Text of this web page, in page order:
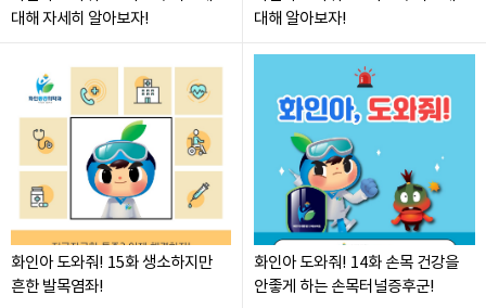
대해 자세히 알아보자!
대해 알아보자!
화인아 도와줘! 15화 생소하지만
흔한 발목염좌!
화인아 도와줘! 14화 손목 건강을
안좋게 하는 손목터널증후군!